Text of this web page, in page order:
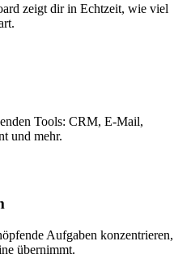
zeigt dir in Echtzeit, wie viel
Tools: CRM, E-Mail,
und mehr.
Aufgaben konzentrieren,
übernimmt.